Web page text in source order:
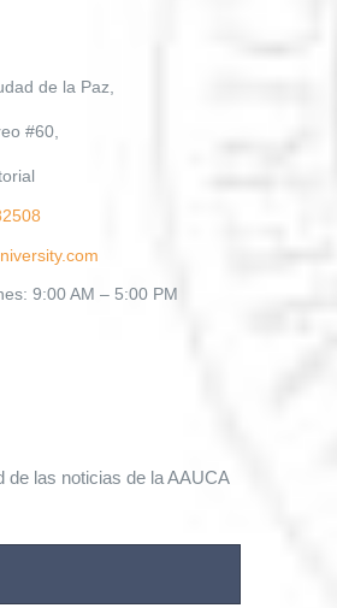
de la Paz,
#60,
9:00 AM – 5:00 PM
de las noticias de la AAUCA